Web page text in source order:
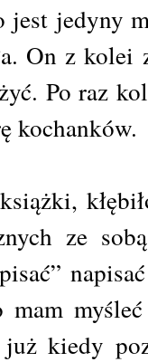
jest jedyny
On z kolei
Po raz
kochanków.
ze
mam
kiedy